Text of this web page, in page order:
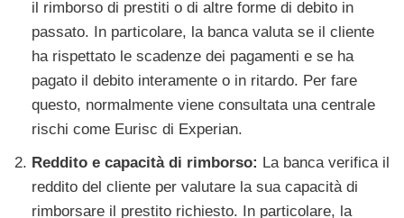
il rimborso di prestiti o di altre forme di debito in
passato. In particolare, la banca valuta se il cliente
ha rispettato le scadenze dei pagamenti e se ha
pagato il debito interamente o in ritardo. Per fare
questo, normalmente viene consultata una centrale
rischi come Eurisc di Experian.
Reddito e capacità di rimborso: La banca verifica il
reddito del cliente per valutare la sua capacità di
rimborsare il prestito richiesto. In particolare, la